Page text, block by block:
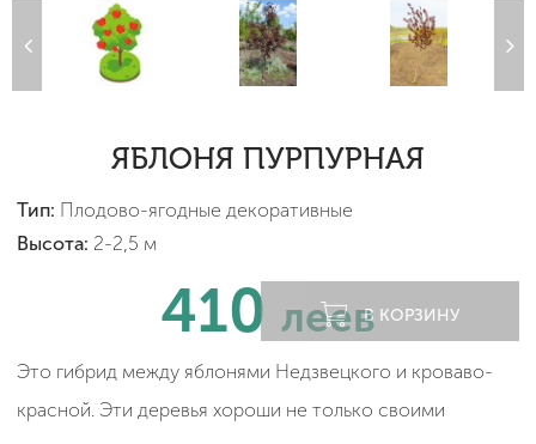
ЯБЛОНЯ ПУРПУРНАЯ
Тип: Плодово-ягодные декоративные
Высота: 2-2,5 м
410 леевВ КОРЗИНУ
Это гибрид между яблонями Недзвецкого и кроваво-
красной. Эти деревья хороши не только своими